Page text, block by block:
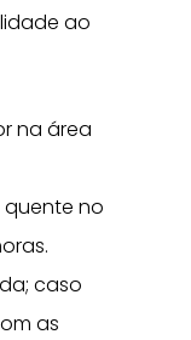
ao
na área
no
caso
as